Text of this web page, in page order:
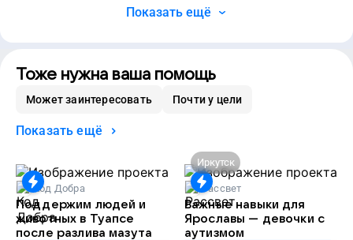
Показать ещё
Тоже нужна ваша помощь
Может заинтересовать Почти у цели
Показать ещё
Код Добра
Поддержим людей и
животных в Туапсе
после разлива мазута
Иркутск
Рассвет
Важные навыки для
Ярославы — девочки с
аутизмом